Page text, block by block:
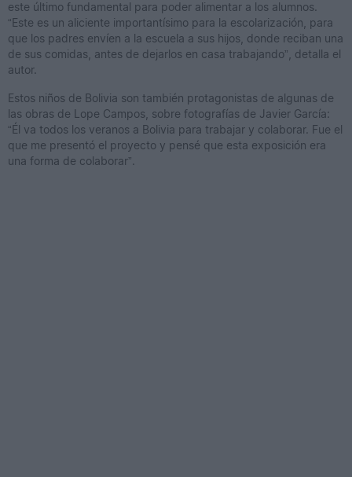
este último fundamental para poder alimentar a los alumnos.
“Este es un aliciente importantísimo para la escolarización, para
que los padres envíen a la escuela a sus hijos, donde reciban una
de sus comidas, antes de dejarlos en casa trabajando”, detalla el
autor.
Estos niños de Bolivia son también protagonistas de algunas de
las obras de Lope Campos, sobre fotografías de Javier García:
“Él va todos los veranos a Bolivia para trabajar y colaborar. Fue el
que me presentó el proyecto y pensé que esta exposición era
una forma de colaborar”.